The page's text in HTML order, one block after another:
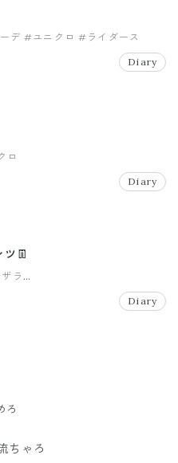
デ #ユニクロ #ライダース
Diary
ロ
Diary
👖
ラ
ズ
Diary
ろ
ちゃろ